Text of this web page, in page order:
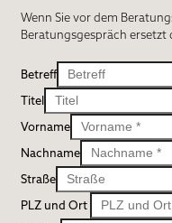
Wenn Sie vor dem
Beratungsgespräch
Betreff
Titel
Vorname
Nachname
Straße
PLZ und Ort